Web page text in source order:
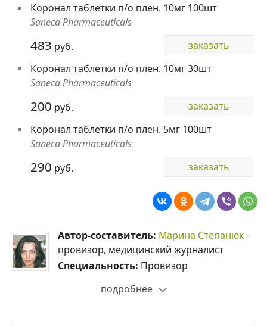
Коронал таблетки п/о плен. 10мг 100шт
Saneca Pharmaceuticals
483 руб.
заказать
Коронал таблетки п/о плен. 10мг 30шт
Saneca Pharmaceuticals
200 руб.
заказать
Коронал таблетки п/о плен. 5мг 100шт
Saneca Pharmaceuticals
290 руб. заказать
Автор-составитель: Марина Степанюк-
провизор, медицинский журналист
Специальность: Провизор
подробнее